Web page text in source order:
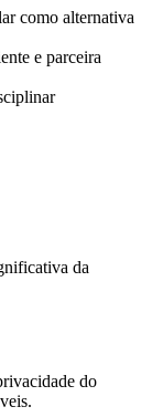
como alternativa
e parceira
da
do